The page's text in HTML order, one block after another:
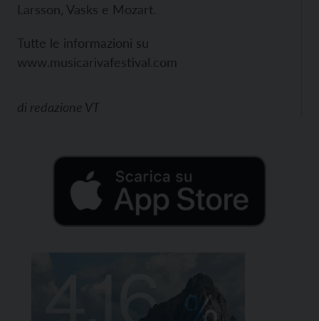
Larsson, Vasks e Mozart.
Tutte le informazioni su
www.musicarivafestival.com
di redazione VT